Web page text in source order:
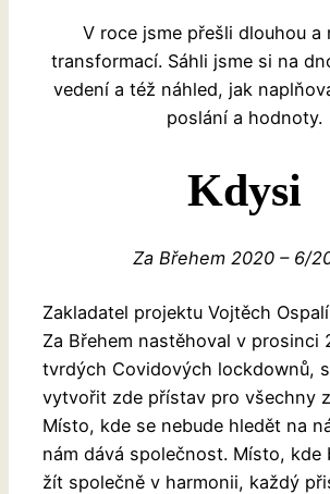
V roce jsme přešli dlouhou a
transformací. Sáhli jsme si na
vedení a též náhled, jak
poslání a hodnoty.
Kdysi
Za Břehem 2020 – 6/
Zakladatel projektu Vojtěch
Za Břehem nastěhoval v prosinci
tvrdých Covidových lockdownů,
vytvořit zde přístav pro všechny
Místo, kde se nebude hledět na
nám dává společnost. Místo, kde
žít společně v harmonii, každý